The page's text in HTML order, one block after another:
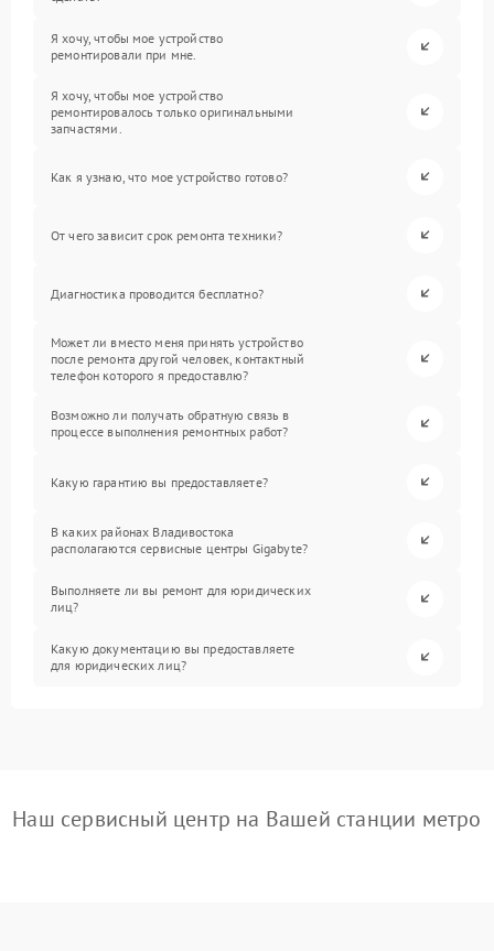
Я хочу, чтобы мое устройство
ремонтировали при мне.
Я хочу, чтобы мое устройство
ремонтировалось только оригинальными
запчастями.
Как я узнаю, что мое устройство готово?
От чего зависит срок ремонта техники?
Диагностика проводится бесплатно?
Может ли вместо меня принять устройство
после ремонта другой человек, контактный
телефон которого я предоставлю?
Возможно ли получать обратную связь в
процессе выполнения ремонтных работ?
Какую гарантию вы предоставляете?
В каких районах Владивостока
располагаются сервисные центры Gigabyte?
Выполняете ли вы ремонт для юридических
лиц?
Какую документацию вы предоставляете
для юридических лиц?
Наш сервисный центр на Вашей станции метро